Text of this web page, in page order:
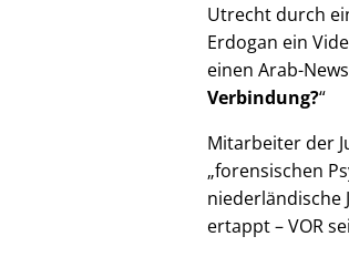
Utrecht durch
Erdogan ein
einen Arab-
Verbindung?
Mitarbeiter der
forensischen
niederländische
ertappt – VOR